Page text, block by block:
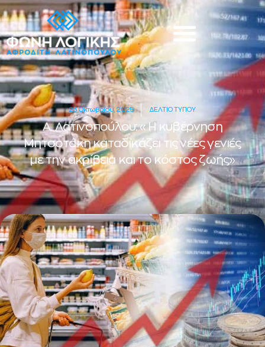
23 Οκτωβρίου, 2025 ΔΕΛΤΙΟ ΤΥΠΟΥ
Α. Λατινοπούλου: «Η κυβέρνηση
Μητσοτάκη καταδικάζει τις νέες γενιές
με την ακρίβεια και το κόστος ζωής»